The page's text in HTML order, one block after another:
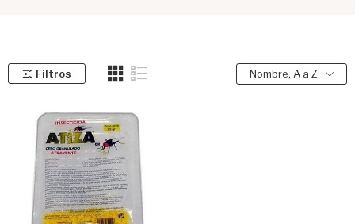
Filtros Nombre, A a Z